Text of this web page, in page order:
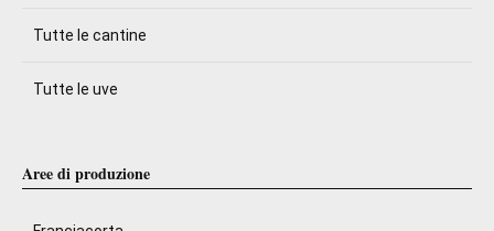
Tutte le cantine
Tutte le uve
Aree di produzione